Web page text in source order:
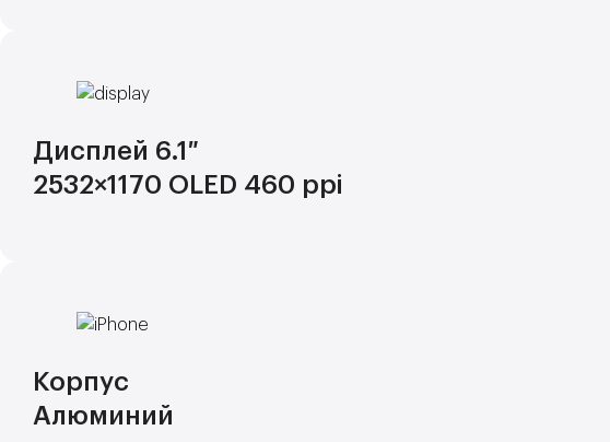
Дисплей 6.1″
2532×1170 OLED 460 ppi
Корпус
Алюминий